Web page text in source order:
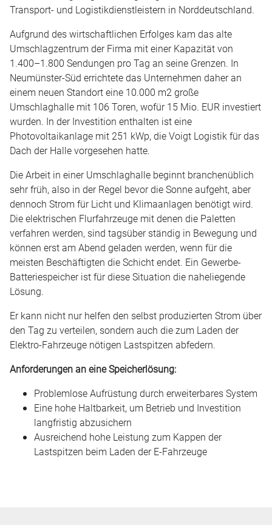
Transport- und Logistikdienstleistern in Norddeutschland.
Aufgrund des wirtschaftlichen Erfolges kam das alte
Umschlagzentrum der Firma mit einer Kapazität von
1.400–1.800 Sendungen pro Tag an seine Grenzen. In
Neumünster-Süd errichtete das Unternehmen daher an
einem neuen Standort eine 10.000 m2 große
Umschlaghalle mit 106 Toren, wofür 15 Mio. EUR investiert
wurden. In der Investition enthalten ist eine
Photovoltaikanlage mit 251 kWp, die Voigt Logistik für das
Dach der Halle vorgesehen hatte.
Die Arbeit in einer Umschlaghalle beginnt branchenüblich
sehr früh, also in der Regel bevor die Sonne aufgeht, aber
dennoch Strom für Licht und Klimaanlagen benötigt wird.
Die elektrischen Flurfahrzeuge mit denen die Paletten
verfahren werden, sind tagsüber ständig in Bewegung und
können erst am Abend geladen werden, wenn für die
meisten Beschäftigten die Schicht endet. Ein Gewerbe-
Batteriespeicher ist für diese Situation die naheliegende
Lösung.
Er kann nicht nur helfen den selbst produzierten Strom über
den Tag zu verteilen, sondern auch die zum Laden der
Elektro-Fahrzeuge nötigen Lastspitzen abfedern.
Anforderungen an eine Speicherlösung:
Problemlose Aufrüstung durch erweiterbares System
Eine hohe Haltbarkeit, um Betrieb und Investition
langfristig abzusichern
Ausreichend hohe Leistung zum Kappen der
Lastspitzen beim Laden der E-Fahrzeuge